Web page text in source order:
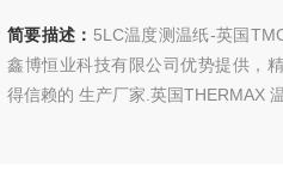
简要描述： 5LC温度测温纸-英国
鑫博恒业科技有限公司优势提供，
得信赖的 生产厂家.英国THERMAX